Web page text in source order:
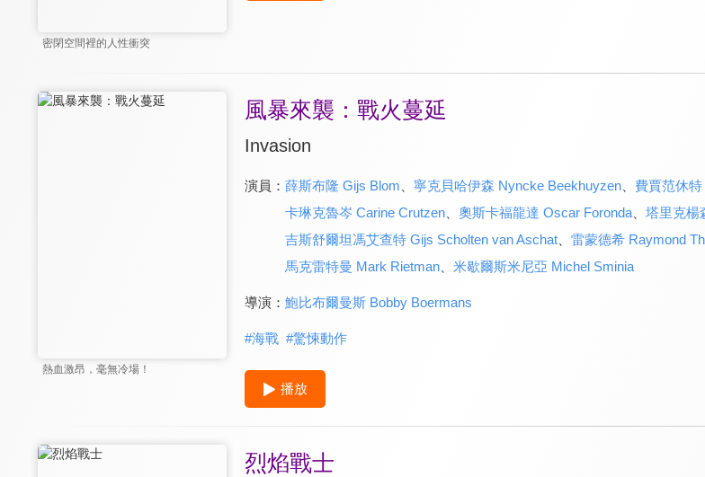
密閉空間裡的人性衝突
熱血激昂，毫無冷場！
風暴來襲：戰火蔓延
Invasion
演員： 薛斯布隆 Gijs Blom 寧克貝哈伊森 Nyncke Beekhuyzen、 費賈范休
卡琳克魯岑 Carine Crutzen、 奧斯卡福龍達 Oscar Foronda、 塔里克楊
吉斯舒爾坦馮艾查特 Gijs Scholten van Aschat、 雷蒙德希 Raymond
馬克雷特曼 Mark Rietman、 米歇爾斯米尼亞 Michel Sminia
導演： 鮑比布爾曼斯 Bobby Boermans
#海戰 #驚悚動作
播放
烈焰戰士